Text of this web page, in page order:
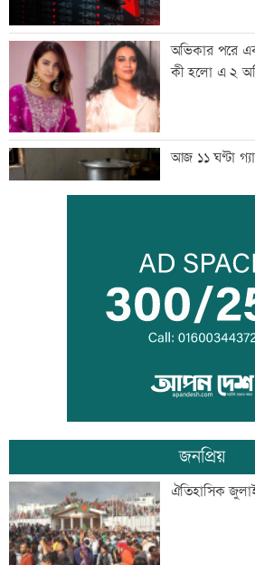
অভিকার পরে
কী হলো এ ২
আজ ১১ ঘণ্টা
সীমান্তে
নিহত
৪০ ঘণ্টা পর
তিনজনকে
প্রতিহত করল
জনপ্রিয়
ঐতিহাসিক